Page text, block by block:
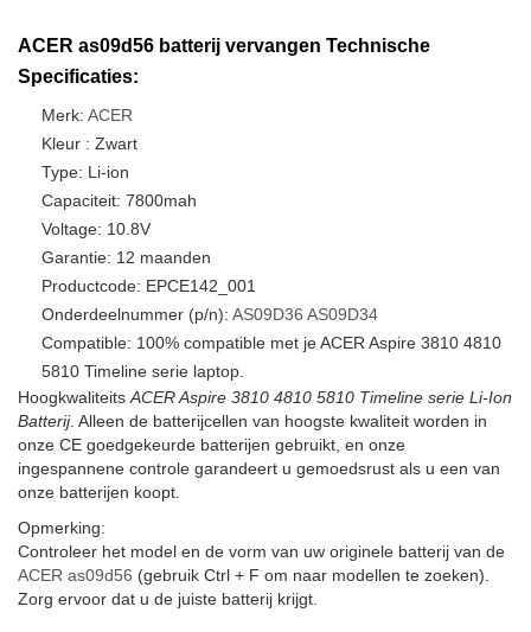
ACER as09d56 batterij vervangen Technische
Specificaties:
Merk: ACER
Kleur : Zwart
Type: Li-ion
Capaciteit: 7800mah
Voltage: 10.8V
Garantie: 12 maanden
Productcode: EPCE142_001
Onderdeelnummer (p/n): AS09D36 AS09D34
Compatible: 100% compatible met je ACER Aspire 3810 4810
5810 Timeline serie laptop.
Hoogkwaliteits ACER Aspire 3810 4810 5810 Timeline serie Li-Ion
Batterij. Alleen de batterijcellen van hoogste kwaliteit worden in
onze CE goedgekeurde batterijen gebruikt, en onze
ingespannene controle garandeert u gemoedsrust als u een van
onze batterijen koopt.
Opmerking:
Controleer het model en de vorm van uw originele batterij van de
ACER as09d56 (gebruik Ctrl + F om naar modellen te zoeken).
Zorg ervoor dat u de juiste batterij krijgt.